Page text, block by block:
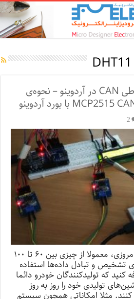
DHT11
آموزش پروتکل ارتباطی CAN در آردوینو – نحوه‌ی
2
در ساختار ماشین‌های امروزی، معمولا از چیزی بین ۶۰ تا ۱۰۰
تشخیص و تبادل داده‌ها استفاده
که تولیدکنندگان خودرو دائما
تولیدی خود را روز به روز
مثلا امکاناتی همچون سیستم